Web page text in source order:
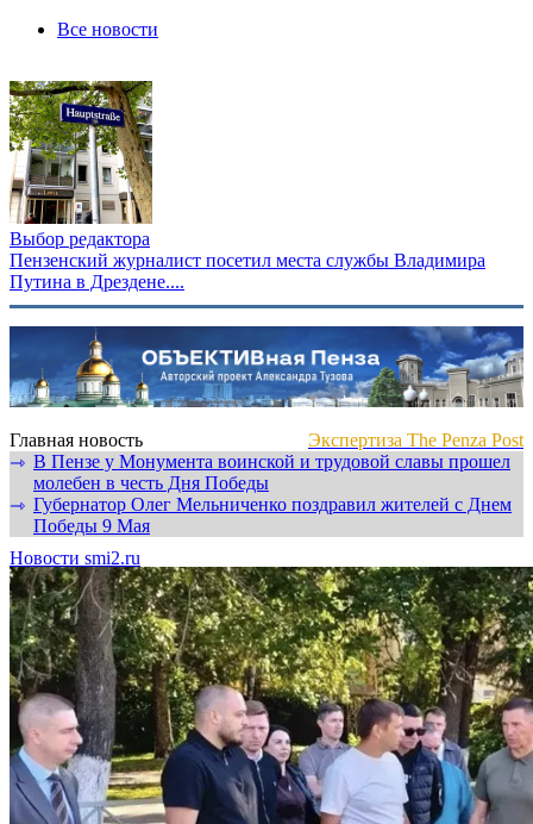
Все новости
Выбор редактора
Пензенский журналист посетил места службы Владимира
Путина в Дрездене....
Главная новость
Экспертиза The Penza Post
⇾ В Пензе у Монумента воинской и трудовой славы прошел
молебен в честь Дня Победы
⇾ Губернатор Олег Мельниченко поздравил жителей с Днем
Победы 9 Мая
Новости smi2.ru